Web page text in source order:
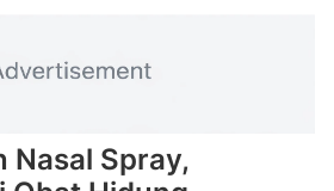
Nasal Spray,